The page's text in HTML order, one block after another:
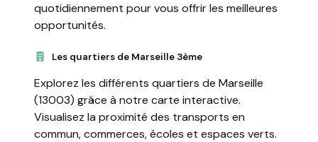
quotidiennement pour vous offrir les meilleures
opportunités.
Les quartiers de Marseille 3ème
Explorez les différents quartiers de Marseille
(13003) grâce à notre carte interactive.
Visualisez la proximité des transports en
commun, commerces, écoles et espaces verts.